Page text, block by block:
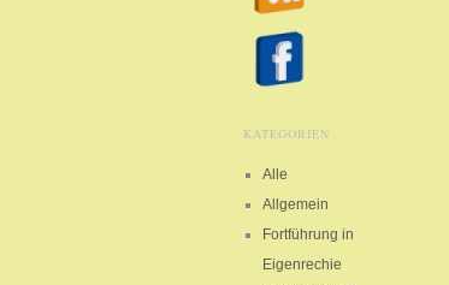
KATEGORIEN
Alle
Allgemein
Fortführung in
Eigenrechie